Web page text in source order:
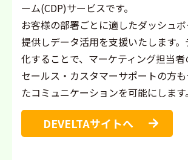
ーム(CDP)サービスです。
お客様の部署ごとに適したダッシュボ
提供しデータ活用を支援いたします
化することで、マーケティング担当者
セールス・カスタマーサポートの方
たコミュニケーションを可能にします。
DEVELTAサイトへ